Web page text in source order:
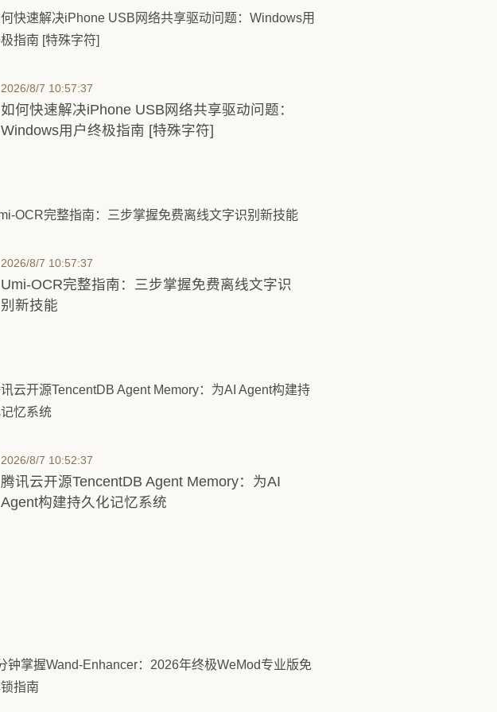
2026/8/7 10:57:37
如何快速解决iPhone USB网络共享驱动问题：
Windows用户终极指南 [特殊字符]
2026/8/7 10:57:37
Umi-OCR完整指南：三步掌握免费离线文字识
别新技能
2026/8/7 10:52:37
腾讯云开源TencentDB Agent Memory：为AI
Agent构建持久化记忆系统